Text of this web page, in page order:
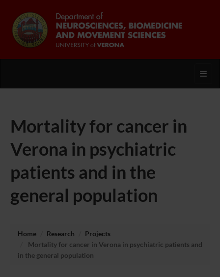
Mortality for cancer in
Verona in psychiatric
patients and in the
general population
Home Research
Projects
Mortality for cancer in Verona in psychiatric patients and
in the general population